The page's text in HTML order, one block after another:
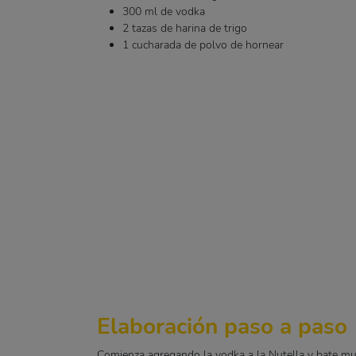
300 ml de vodka
2 tazas de harina de trigo
1 cucharada de polvo de hornear
Elaboración paso a paso